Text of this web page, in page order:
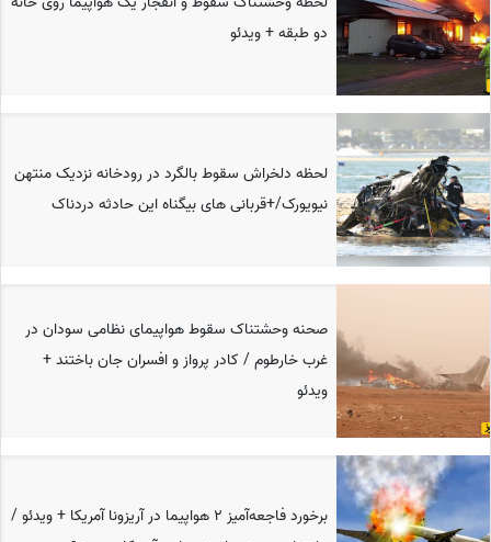
دو طبقه + ویدئو
لحظه دلخراش سقوط بالگرد در رودخانه نزدیک منتهن
نیویورک/+قربانی های بیگناه این حادثه دردناک
صحنه وحشتناک سقوط هواپیمای نظامی سودان در
غرب خارطوم / کادر پرواز و افسران جان باختند +
ویدئو
برخورد فاجعه‌آمیز 2 هواپیما در آریزونا آمریکا + ویدئو /